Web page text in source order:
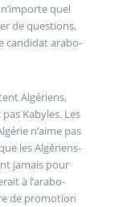
quel
de questions,
candidat arabo-
Algériens,
Kabyles. Les
n’aime pas
les Algériens-
jamais pour
à l’arabo-
de promotion